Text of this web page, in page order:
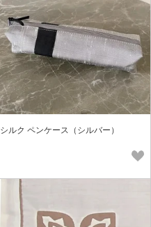
シルク ペンケース（シルバー）